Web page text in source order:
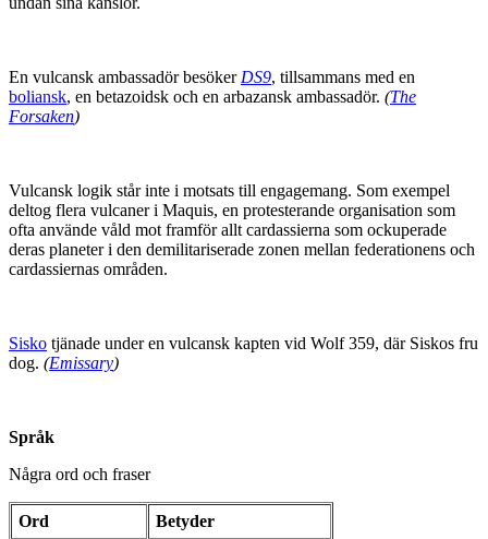
En vulcansk ambassadör besöker DS9, tillsammans med en
boliansk, en betazoidsk och en arbazansk ambassadör. (The
Forsaken)
Vulcansk logik står inte i motsats till engagemang. Som exempel
deltog flera vulcaner i Maquis, en protesterande organisation som
ofta använde våld mot framför allt cardassierna som ockuperade
deras planeter i den demilitariserade zonen mellan federationens och
cardassiernas områden.
Sisko tjänade under en vulcansk kapten vid Wolf 359, där Siskos fru
dog. (Emissary)
Språk
Några ord och fraser
Ord
Betyder